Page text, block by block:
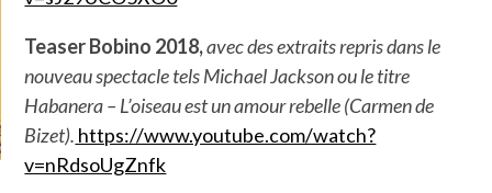
Teaser Bobino 2018,avec des extraits repris dans le
nouveau spectacle tels Michael Jackson ou le titre
Habanera – L’oiseau est un amour rebelle (Carmen de
Bizet). https://www.youtube.com/watch?
v=nRdsoUgZnfk